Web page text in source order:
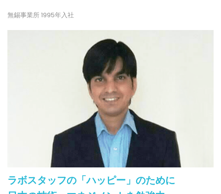
無錫事業所 1995年入社
ラボスタッフの「ハッピー」のために